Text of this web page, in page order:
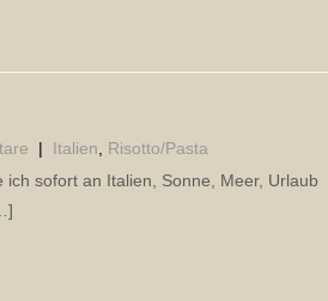
| Italien
Risotto/Pasta
sofort an Italien, Sonne, Meer, Urlaub